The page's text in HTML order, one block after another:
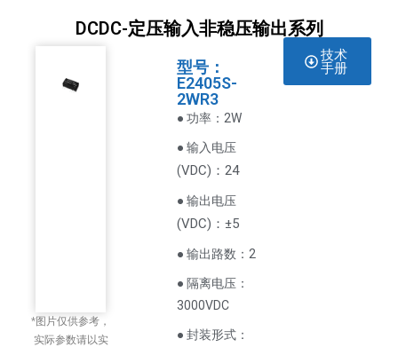
DCDC-定压输入非稳压输出系列
*图片仅供参考，
实际参数请以实
型号：
E2405S-
2WR3
● 功率：2W
● 输入电压
(VDC)：24
● 输出电压
(VDC) ：±5
● 输出路数：2
● 隔离电压：
3000VDC
● 封装形式：
技术
手册